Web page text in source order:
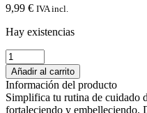
9,99 € IVA incl.
Hay existencias
L,Oreal
La
Man.Huile
00
All
Añadir al carrito
Información del producto
Simplifica tu rutina de cuidado
fortaleciendo y embelleciendo.